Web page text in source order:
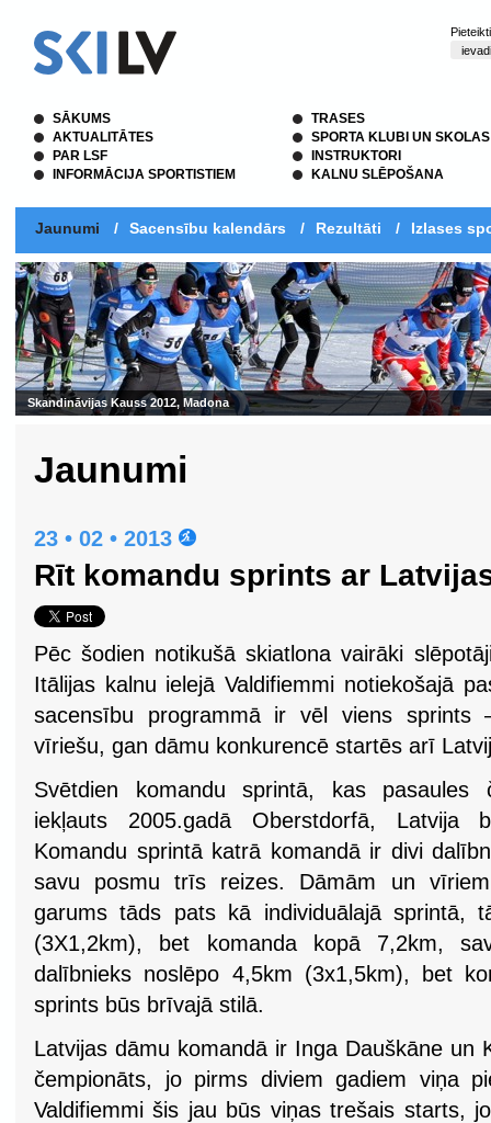
SĀKUMS
AKTUALITĀTES
PAR LSF
INFORMĀCIJA SPORTISTIEM
TRASES
SPORTA KLUBI UN SKOLAS
INSTRUKTORI
KALNU SLĒPOŠANA
Jaunumi / Sacensību kalendārs / Rezultāti / Izlases
Skandināvijas Kauss 2012, Madona
Jaunumi
23 • 02 • 2013
Rīt komandu sprints ar
Pēc šodien notikušā skiatlona vairāki
Itālijas kalnu ielejā Valdifiemmi notiekošajā
sacensību programmā ir vēl viens sprints
vīriešu, gan dāmu konkurencē startēs arī
Svētdien komandu sprintā, kas pasaules
iekļauts 2005.gadā Oberstdorfā, Latvija
Komandu sprintā katrā komandā ir divi
savu posmu trīs reizes. Dāmām un
garums tāds pats kā individuālajā sprintā,
(3X1,2km), bet komanda kopā 7,2km,
dalībnieks noslēpo 4,5km (3x1,5km), bet
sprints būs brīvajā stilā.
Latvijas dāmu komandā ir Inga Dauškāne un
čempionāts, jo pirms diviem gadiem viņa
Valdifiemmi šis jau būs viņas trešais starts,